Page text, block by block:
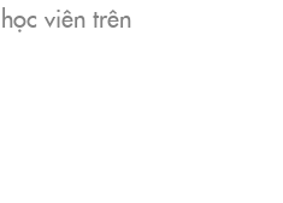
viên trên